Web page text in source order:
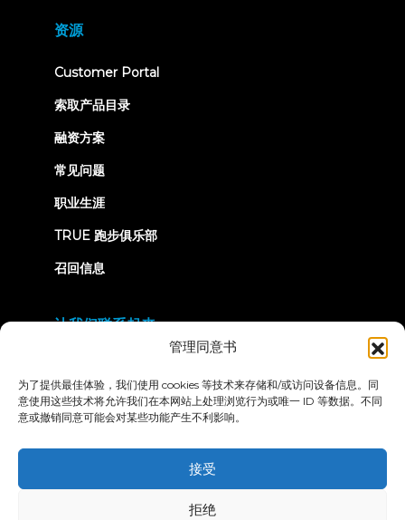
管理同意书
为了提供最佳体验，我们使用 cookies 等技术来存储和/或访问设备信息。同
意使用这些技术将允许我们在本网站上处理浏览行为或唯一 ID 等数据。不同
意或撤销同意可能会对某些功能产生不利影响。
接受
拒绝
资源
Customer Portal(opens
索取产品目录
融资方案
常见问题
职业生涯
TRUE 跑步俱乐部
召回信息
让我们联系起来
© 2026 True Fitness. All Rights Reserved
隐私政策
条款和条件
无障碍声明